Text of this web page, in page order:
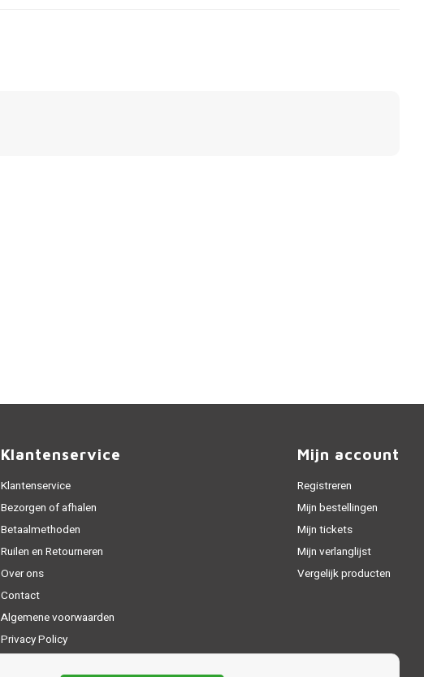
Klantenservice
Klantenservice
Bezorgen of afhalen
Betaalmethoden
Ruilen en Retourneren
Over ons
Contact
Algemene voorwaarden
Privacy Policy
Mijn account
Registreren
Mijn bestellingen
Mijn tickets
Mijn verlanglijst
Vergelijk producten